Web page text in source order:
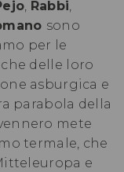
, Rabbi,
sono
per le
delle loro
asburgica e
parabola della
mete
termale, che
e